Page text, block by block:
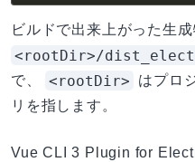
ビルドで出来上がった生成
<rootDir>/
で、
<rootDir>
はプロ
リを指します。
Vue CLI 3 Plugin for